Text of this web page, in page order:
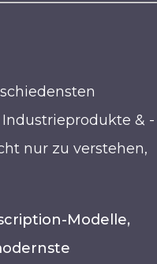
& -
nur zu verstehen,
Modelle,